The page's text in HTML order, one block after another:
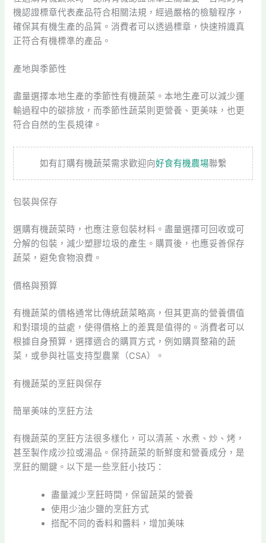
機認證標章代表產品符合相關法規，經過嚴格的檢驗程序，
確保其有機生產的品質。消費者可以透過標章，快速辨識真
正符合有機標準的產品。
產地與季節性
盡量選擇本地生產的季節性有機蔬菜。本地生產可以減少運
輸過程中的碳排放，而季節性蔬菜則更營養、更美味，也更
符合自然的生長規律。
如有訂購有機蔬菜需求歡迎向好食有機農場聯繫
包裝與保存
選購有機蔬菜時，也應注意包裝材料。盡量選擇可回收或可
分解的包裝，減少塑膠垃圾的產生。購買後，也應妥善保存
蔬菜，避免食物浪費。
價格與預算
有機蔬菜的價格通常比傳統蔬菜略高，但其更高的營養價值
和對環境的益處，使得價格上的差異是值得的。消費者可以
根據自身預算，選擇適合的購買方式，例如購買整箱的蔬
菜，或參與社區支持型農業（CSA）。
有機蔬菜的烹飪與保存
簡單美味的烹飪方法
有機蔬菜的烹飪方法很多樣化，可以清蒸、水煮、炒、烤，
甚至製作成沙拉或湯品。保持蔬菜的新鮮度和營養成分，是
烹飪的關鍵。以下是一些烹飪小技巧：
盡量減少烹飪時間，保留蔬菜的營養
使用少油少鹽的烹飪方式
搭配不同的香料和醬料，增加美味